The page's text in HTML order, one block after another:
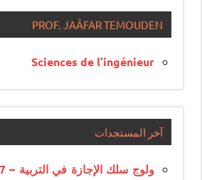
PROF. JAÂFAR TEMOUDEN
Sciences de l’ingénieur
آخر المستجدات